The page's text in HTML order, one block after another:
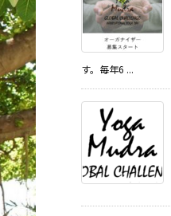
す。毎年6 ...